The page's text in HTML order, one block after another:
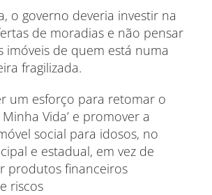
o governo deveria investir na
de moradias e não pensar
imóveis de quem está numa
fragilizada.
um esforço para retomar o
Minha Vida’ e promover a
social para idosos, no
e estadual, em vez de
produtos financeiros
riscos